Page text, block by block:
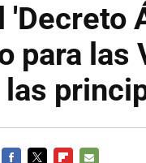
'Decreto
para las